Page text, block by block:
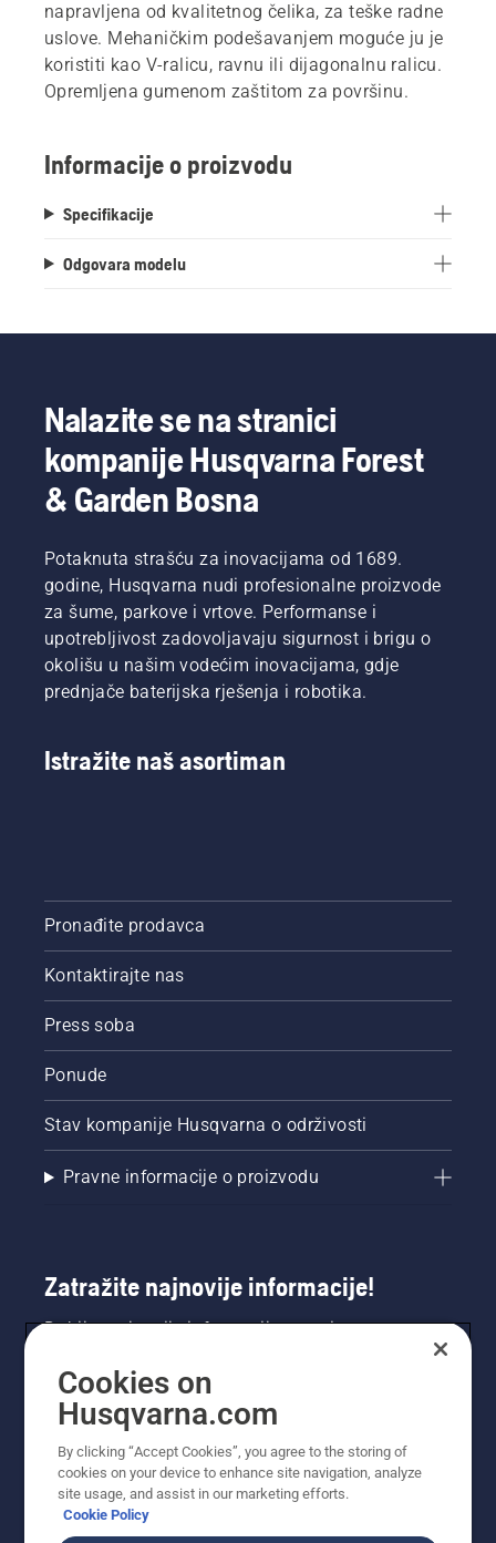
napravljena od kvalitetnog čelika, za teške radne
uslove. Mehaničkim podešavanjem moguće ju je
koristiti kao V-ralicu, ravnu ili dijagonalnu ralicu.
Opremljena gumenom zaštitom za površinu.
Informacije o proizvodu
Specifikacije
Odgovara modelu
Nalazite se na stranici
kompanije Husqvarna Forest
& Garden Bosna
Potaknuta strašću za inovacijama od 1689.
godine, Husqvarna nudi profesionalne proizvode
za šume, parkove i vrtove. Performanse i
upotrebljivost zadovoljavaju sigurnost i brigu o
okolišu u našim vodećim inovacijama, gdje
prednjače baterijska rješenja i robotika.
Istražite naš asortiman
Pronađite prodavca
Kontaktirajte nas
Press soba
Ponude
Stav kompanije Husqvarna o održivosti
Pravne informacije o proizvodu
Zatražite najnovije informacije!
Dobijte najnovije informacije o novim
toga. Ovdje se registrirajte za naš bilten.
Cookies on
Husqvarna.com
By clicking “Accept Cookies”, you agree to the storing of
cookies on your device to enhance site navigation, analyze
site usage, and assist in our marketing efforts.
Cookie Policy